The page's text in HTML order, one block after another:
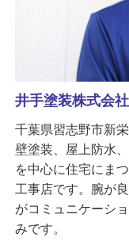
井手塗装株式会社
千葉県習志野市新
壁塗装、屋上防水
を中心に住宅にま
工事店です。腕が
がコミュニケーシ
みです。